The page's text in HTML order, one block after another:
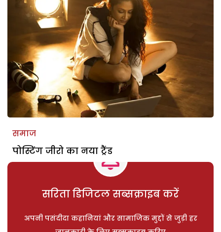
समाज
पोस्टिंग जीरो का नया ट्रैंड
सरिता डिजिटल सब्सक्राइब करें
अपनी पसंदीदा कहानियां और सामाजिक मुद्दों से जुड़ी हर